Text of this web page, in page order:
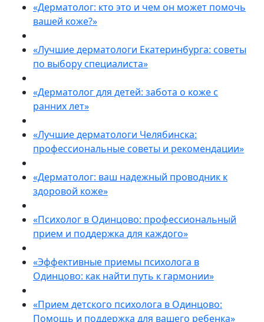
«Дерматолог: кто это и чем он может помочь
вашей коже?»
«Лучшие дерматологи Екатеринбурга: советы
по выбору специалиста»
«Дерматолог для детей: забота о коже с
ранних лет»
«Лучшие дерматологи Челябинска:
профессиональные советы и рекомендации»
«Дерматолог: ваш надежный проводник к
здоровой коже»
«Психолог в Одинцово: профессиональный
прием и поддержка для каждого»
«Эффективные приемы психолога в
Одинцово: как найти путь к гармонии»
«Прием детского психолога в Одинцово:
Помощь и поддержка для вашего ребенка»